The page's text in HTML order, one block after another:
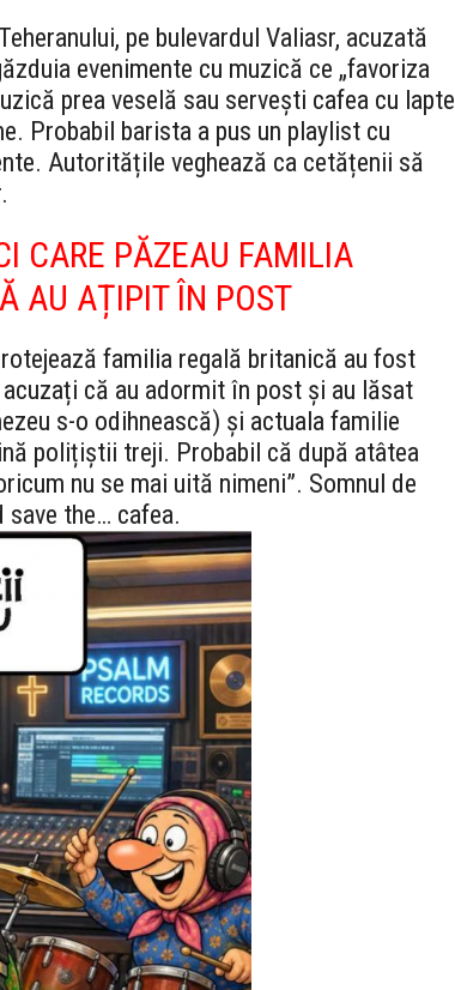
pe bulevardul Valiasr, acuzată
evenimente cu muzică ce „favoriza
prea veselă sau servești cafea cu lapte
Probabil barista a pus un playlist cu
Autoritățile veghează ca cetățenii să
CARE PĂZEAU FAMILIA
AU AȚIPIT ÎN POST
familia regală britanică au fost
că au adormit în post și au lăsat
s-o odihnească) și actuala familie
polițiștii treji. Probabil că după atâtea
nu se mai uită nimeni”. Somnul de
save the… cafea.